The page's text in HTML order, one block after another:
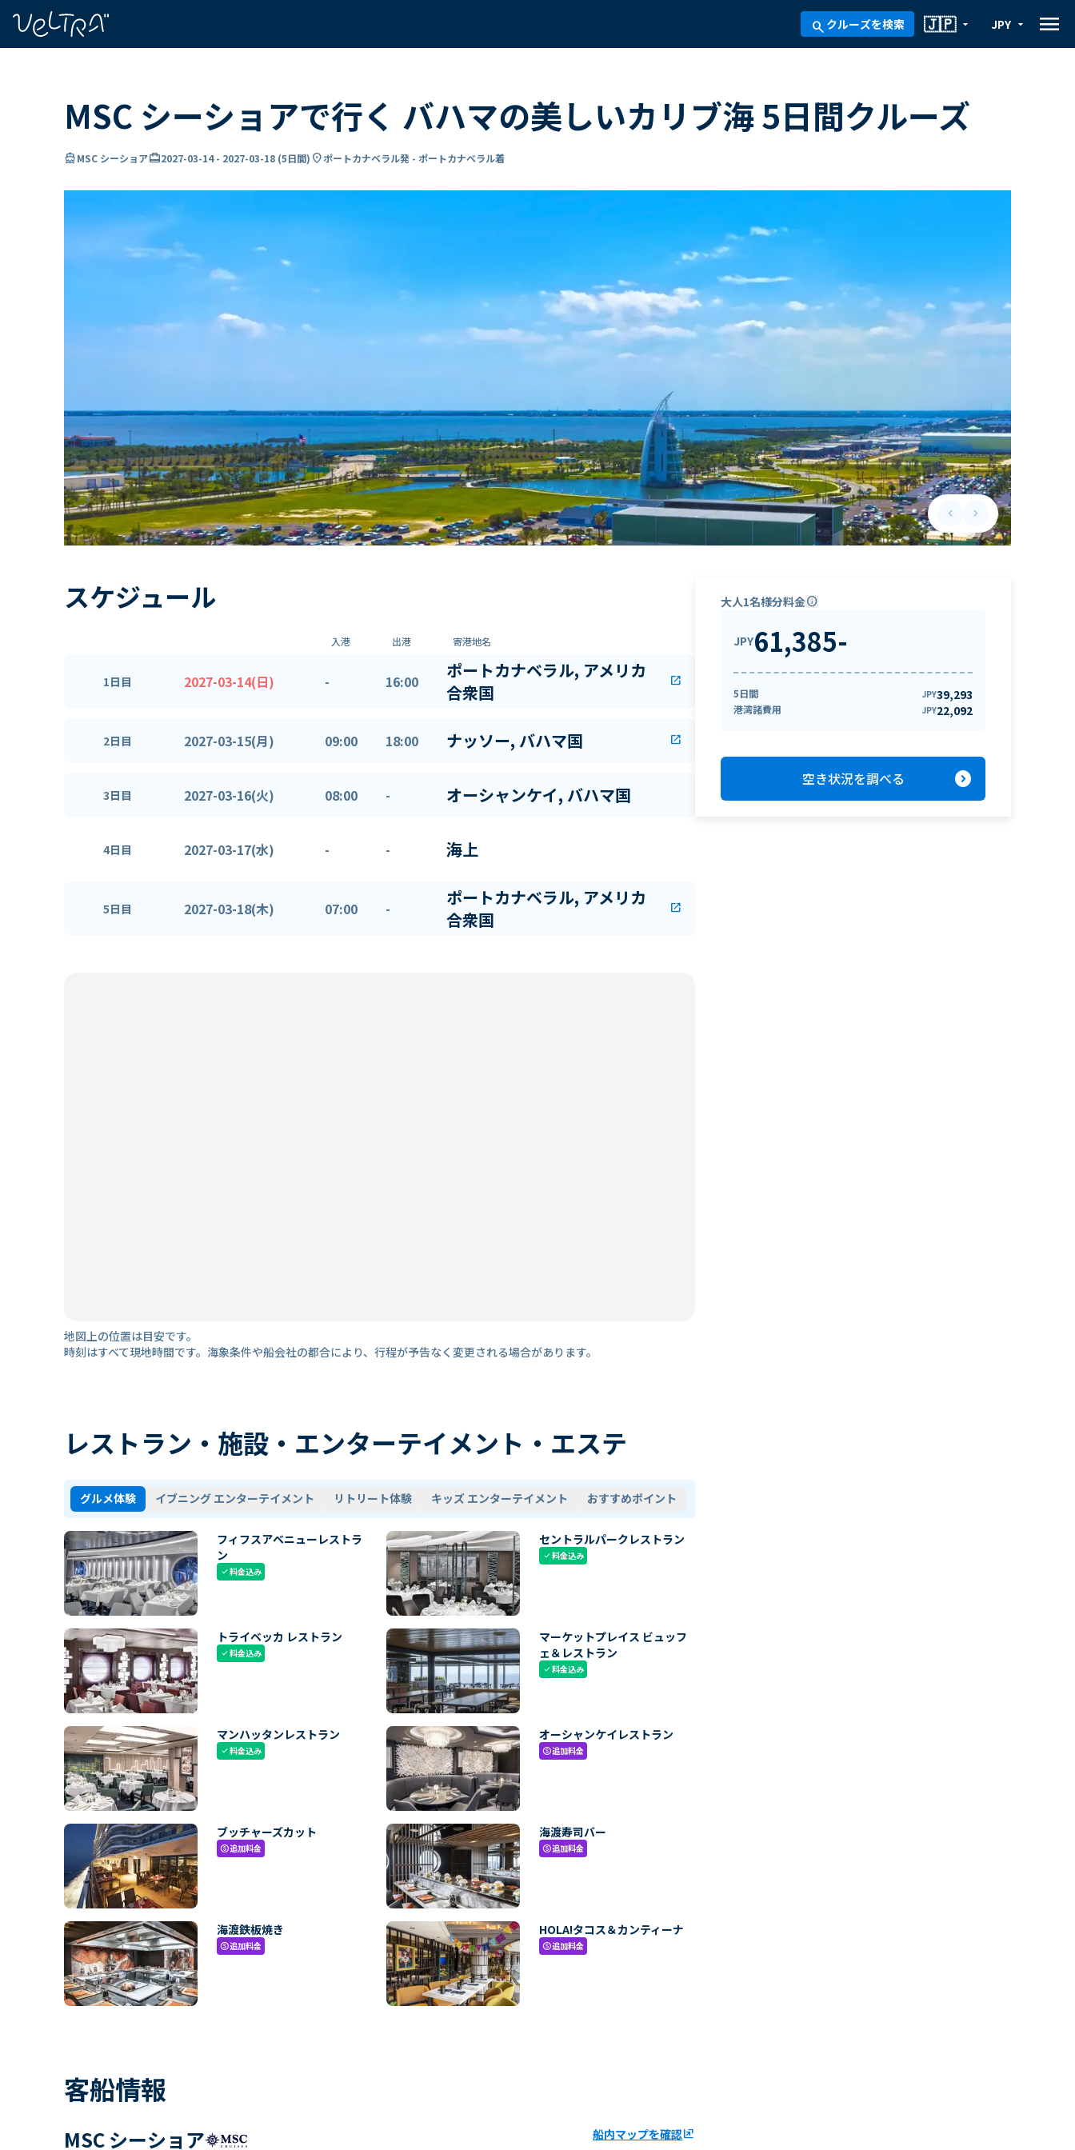
search クルーズを検索 arrow_drop_down
🇯🇵 arrow_drop_down
JPY menu
MSC シーショアで行く バハマの美しいカリブ海 5日間クルーズ
directions_boatMSC シーショアcard_travel2027-03-14- 2027-03-18 (5日間) location_onポートカナベラル発 - ポートカナベラル着
keyboard_arrow_leftPrevious slide
keyboard_arrow_rightNext slide
スケジュール
入港 出港 寄港地名
1日目 2027-03-14(日) - 16:00
ポートカナベラル, アメリカ
合衆国
open_in_new
2日目 2027-03-15(月) 09:00 18:00 ナッソー, バハマ国 open_in_new
3日目 2027-03-16(火) 08:00 - オーシャンケイ, バハマ国
4日目 2027-03-17(水) - - 海上
5日目 2027-03-18(木) 07:00 -
ポートカナベラル, アメリカ
合衆国
open_in_new
地図上の位置は目安です。
時刻はすべて現地時間です。海象条件や船会社の都合により、行程が予告なく変更される場合があります。
レストラン・施設・エンターテイメント・エステ
グルメ体験 イブニング エンターテイメント リトリート体験 キッズ エンターテイメント おすすめポイント
フィフスアベニューレストラ
ン
check料金込み
セントラルパークレストラン
check料金込み
トライベッカ レストラン
check料金込み
マーケットプレイス ビュッフ
ェ＆レストラン
check料金込み
マンハッタンレストラン
check料金込み
オーシャンケイレストラン
paid追加料金
ブッチャーズカット
paid追加料金
海渡寿司バー
paid追加料金
海渡鉄板焼き
paid追加料金
HOLA!タコス＆カンティーナ
paid追加料金
客船情報
MSC シーショア 船内マップを確認ungroup
大人1名様分料金info
JPY61,385-
5日間 JPY39,293
港湾諸費用 JPY22,092
空き状況を調べる expand_circle_right